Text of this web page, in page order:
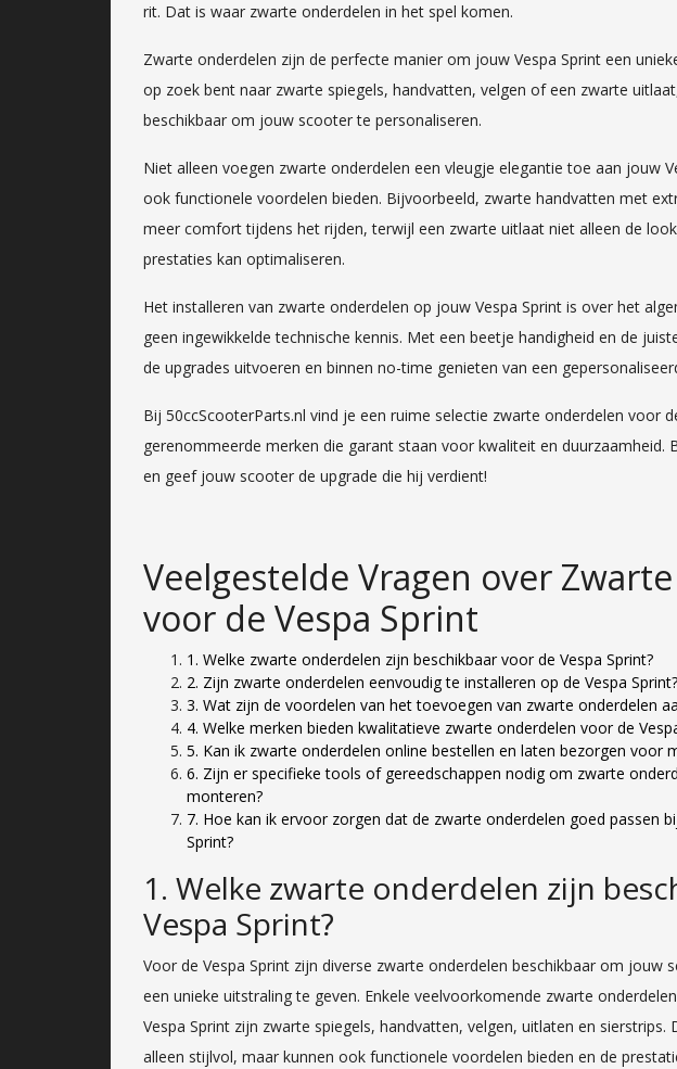
rit. Dat is waar zwarte onderdelen in het spel komen.
Zwarte onderdelen zijn de perfecte manier om jouw Vespa Sprint een
op zoek bent naar zwarte spiegels, handvatten, velgen of een zwarte
beschikbaar om jouw scooter te personaliseren.
Niet alleen voegen zwarte onderdelen een vleugje elegantie toe aan jouw
ook functionele voordelen bieden. Bijvoorbeeld, zwarte handvatten met
meer comfort tijdens het rijden, terwijl een zwarte uitlaat niet alleen de
prestaties kan optimaliseren.
Het installeren van zwarte onderdelen op jouw Vespa Sprint is over het
geen ingewikkelde technische kennis. Met een beetje handigheid en de
de upgrades uitvoeren en binnen no-time genieten van een
Bij 50ccScooterParts.nl vind je een ruime selectie zwarte onderdelen voor
gerenommeerde merken die garant staan voor kwaliteit en duurzaamheid.
en geef jouw scooter de upgrade die hij verdient!
Veelgestelde Vragen over
voor de Vespa Sprint
1. Welke zwarte onderdelen zijn beschikbaar voor de Vespa Sprint?
2. Zijn zwarte onderdelen eenvoudig te installeren op de Vespa Sprint?
3. Wat zijn de voordelen van het toevoegen van zwarte onderdelen
4. Welke merken bieden kwalitatieve zwarte onderdelen voor de
5. Kan ik zwarte onderdelen online bestellen en laten bezorgen voor
6. Zijn er specifieke tools of gereedschappen nodig om zwarte
monteren?
7. Hoe kan ik ervoor zorgen dat de zwarte onderdelen goed passen
Sprint?
1. Welke zwarte onderdelen zijn
Vespa Sprint?
Voor de Vespa Sprint zijn diverse zwarte onderdelen beschikbaar om jouw
een unieke uitstraling te geven. Enkele veelvoorkomende zwarte
Vespa Sprint zijn zwarte spiegels, handvatten, velgen, uitlaten en sierstrips.
alleen stijlvol, maar kunnen ook functionele voordelen bieden en de